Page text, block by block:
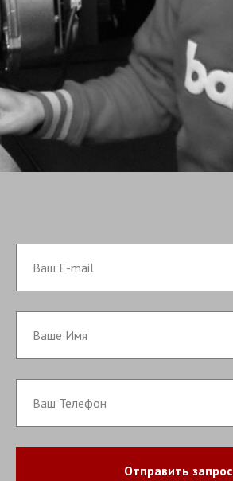
Отправить запрос